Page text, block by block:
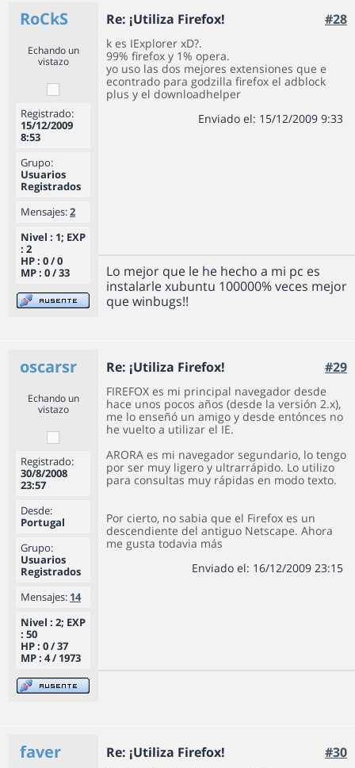
RoCkS Re: ¡Utiliza Firefox! #28
Echando un
vistazo
Registrado:
15/12/2009
8:53
Grupo:
Usuarios
Registrados
Mensajes:2
Nivel : 1; EXP
: 2
HP : 0 / 0
MP : 0 / 33
k es IExplorer xD?.
99% firefox y 1% opera.
yo uso las dos mejores extensiones que e
econtrado para godzilla firefox el adblock
plus y el downloadhelper
Enviado el: 15/12/2009 9:33
Lo mejor que le he hecho a mi pc es
instalarle xubuntu 100000% veces mejor
que winbugs!!
oscarsr Re: ¡Utiliza Firefox! #29
Echando un
vistazo
Registrado:
30/8/2008
23:57
Desde:
Portugal
Grupo:
Usuarios
Registrados
Mensajes: 14
Nivel : 2; EXP
: 50
HP : 0 / 37
MP : 4 / 1973
FIREFOX es mi principal navegador desde
hace unos pocos años (desde la versión 2.x),
me lo enseñó un amigo y desde entónces no
he vuelto a utilizar el IE.
ARORA es mi navegador segundario, lo tengo
por ser muy ligero y ultrarrápido. Lo utilizo
para consultas muy rápidas en modo texto.
Por cierto, no sabia que el Firefox es un
descendiente del antiguo Netscape. Ahora
me gusta todavia más
Enviado el: 16/12/2009 23:15
faver Re: ¡Utiliza Firefox! #30